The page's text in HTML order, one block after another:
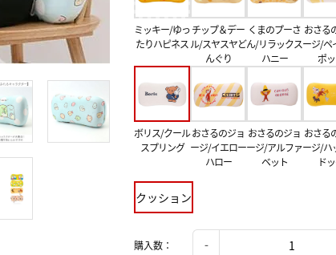
ミッキー/ゆっ
たりハピネス
チップ＆デー
ル/スヤスヤど
んぐり
くまのプーさ
ん/リラックス
ハニー
おさる
ージ/ペ
ポ
ボリス/クール
スプリング
おさるのジョ
ージ/イエロー
ハロー
おさるのジョ
ージ/アルファ
ベット
おさる
ージ/ハ
ド
クッション
購入数：